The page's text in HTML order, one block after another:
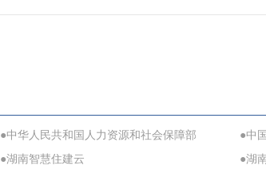
●中华人民共和国人力资源和社会保障部
●中
●湖南智慧住建云 ●湖